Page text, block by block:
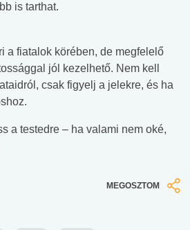
is tarthat.
a fiatalok körében, de megfelelő
jól kezelhető. Nem kell
csak figyelj a jelekre, és ha
a testedre – ha valami nem oké,
MEGOSZTOM